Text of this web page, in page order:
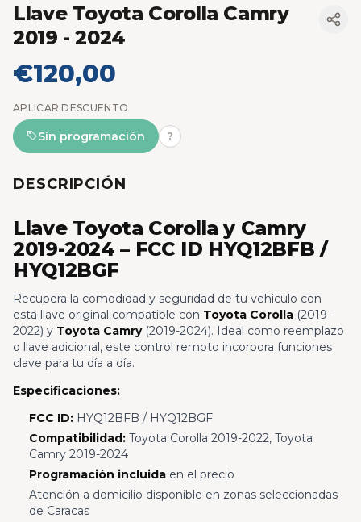
Llave Toyota Corolla Camry
2019 - 2024
€120,00
APLICAR DESCUENTO
Sin programación ?
DESCRIPCIÓN
Llave Toyota Corolla y Camry
2019-2024 – FCC ID HYQ12BFB /
HYQ12BGF
Recupera la comodidad y seguridad de tu vehículo con
esta llave original compatible con Toyota Corolla (2019-
2022) y Toyota Camry(2019-2024). Ideal como reemplazo
o llave adicional, este control remoto incorpora funciones
clave para tu día a día.
Especificaciones:
FCC ID:HYQ12BFB / HYQ12BGF
Compatibilidad:Toyota Corolla 2019-2022, Toyota
Camry 2019-2024
Programación incluidaen el precio
Atención a domicilio disponible en zonas seleccionadas
de Caracas